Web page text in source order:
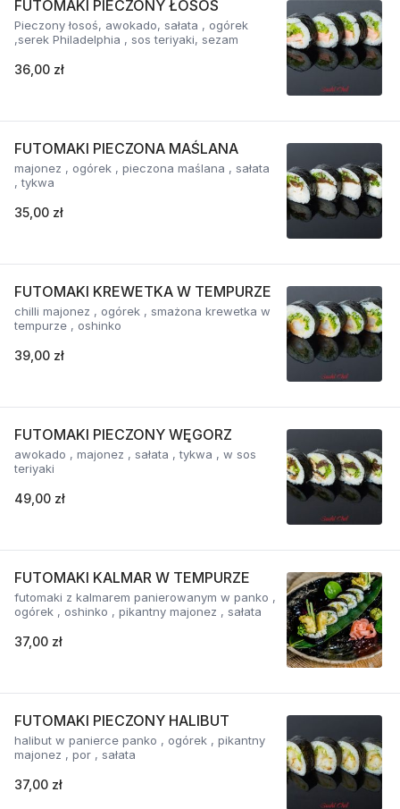
FUTOMAKI PIECZONY ŁOSOŚ
Pieczony łosoś, awokado, sałata , ogórek
,serek Philadelphia , sos teriyaki, sezam
36,00 zł
FUTOMAKI PIECZONA MAŚLANA
majonez , ogórek , pieczona maślana , sałata
, tykwa
35,00 zł
FUTOMAKI KREWETKA W TEMPURZE
chilli majonez , ogórek , smażona krewetka w
tempurze , oshinko
39,00 zł
FUTOMAKI PIECZONY WĘGORZ
awokado , majonez , sałata , tykwa , w sos
teriyaki
49,00 zł
FUTOMAKI KALMAR W TEMPURZE
futomaki z kalmarem panierowanym w panko ,
ogórek , oshinko , pikantny majonez , sałata
37,00 zł
FUTOMAKI PIECZONY HALIBUT
halibut w panierce panko , ogórek , pikantny
majonez , por , sałata
37,00 zł